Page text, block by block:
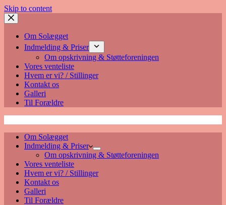
Skip to content
Om Solægget
Indmelding & Priser
Om opskrivning & Støtteforeningen
Vores venteliste
Hvem er vi? / Stillinger
Kontakt os
Galleri
Til Forældre
Om Solægget
Indmelding & Priser
Om opskrivning & Støtteforeningen
Vores venteliste
Hvem er vi? / Stillinger
Kontakt os
Galleri
Til Forældre